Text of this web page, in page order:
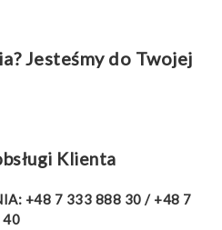
Jesteśmy do Twojej
Klienta
+48 7 333 888 30 / +48 7
40